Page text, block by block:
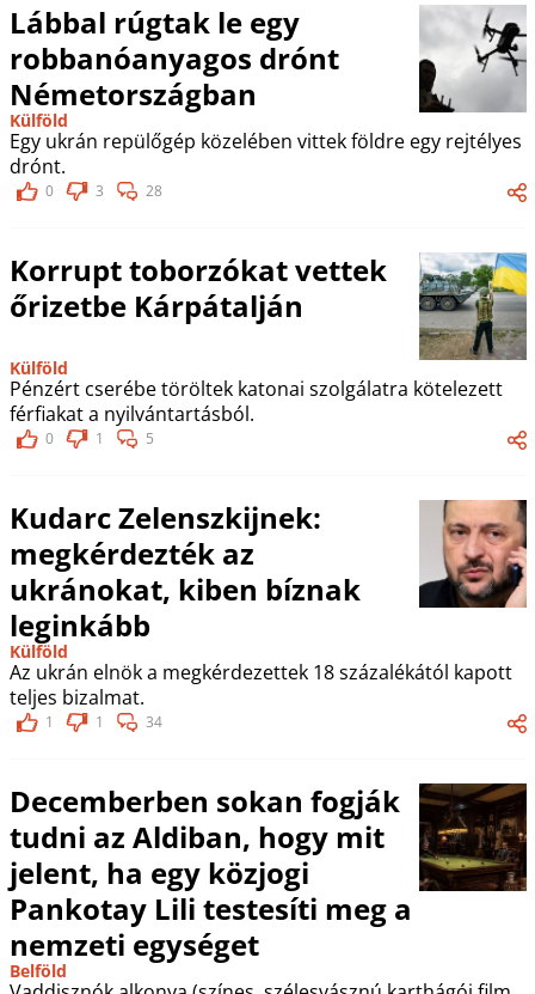
Lábbal rúgtak le egy
robbanóanyagos drónt
Németországban
Külföld
Egy ukrán repülőgép közelében vittek földre egy rejtélyes
drónt.
0 3 28
Korrupt toborzókat vettek
őrizetbe Kárpátalján
Külföld
Pénzért cserébe töröltek katonai szolgálatra kötelezett
férfiakat a nyilvántartásból.
0 1 5
Kudarc Zelenszkijnek:
megkérdezték az
ukránokat, kiben bíznak
leginkább
Külföld
Az ukrán elnök a megkérdezettek 18 százalékától kapott
teljes bizalmat.
1 1 34
Decemberben sokan fogják
tudni az Aldiban, hogy mit
jelent, ha egy közjogi
Pankotay Lili testesíti meg a
nemzeti egységet
Belföld